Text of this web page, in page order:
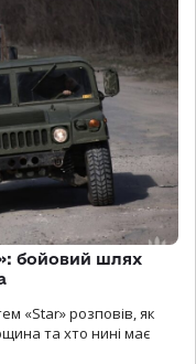
бойовий шлях
«Star» розповів, як
та хто нині має